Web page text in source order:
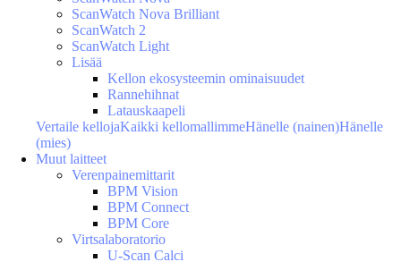
ScanWatch Nova Brilliant
ScanWatch 2
ScanWatch Light
Lisää
Kellon ekosysteemin ominaisuudet
Rannehihnat
Latauskaapeli
Vertaile kellojaKaikki kellomallimmeHänelle (nainen)Hänelle
(mies)
Muut laitteet
Verenpainemittarit
BPM Vision
BPM Connect
BPM Core
Virtsalaboratorio
U-Scan Calci